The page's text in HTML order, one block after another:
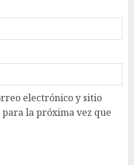
electrónico y sitio
la próxima vez que